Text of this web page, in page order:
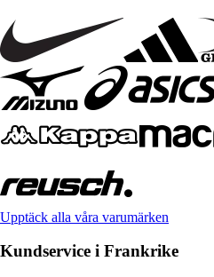
Upptäck alla våra varumärken
Kundservice i Frankrike